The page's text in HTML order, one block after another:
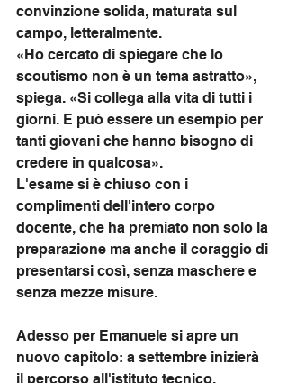
convinzione solida, maturata sul
campo, letteralmente.
«Ho cercato di spiegare che lo
scoutismo non è un tema astratto»,
spiega. «Si collega alla vita di tutti i
giorni. E può essere un esempio per
tanti giovani che hanno bisogno di
credere in qualcosa».
L'esame si è chiuso con i
complimenti dell'intero corpo
docente, che ha premiato non solo la
preparazione ma anche il coraggio di
presentarsi così, senza maschere e
senza mezze misure.
Adesso per Emanuele si apre un
nuovo capitolo: a settembre inizierà
il percorso all'istituto tecnico,